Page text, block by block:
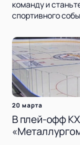
команду и
спортивного
20 марта
В плей-офф